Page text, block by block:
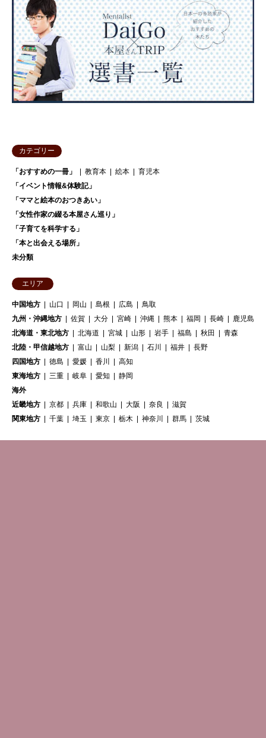
カテゴリー
「おすすめの一冊」 教育本 絵本
育児本
「イベント情報&体験記」
「ママと絵本のおつきあい」
「女性作家の綴る本屋さん巡り」
「子育てを科学する」
「本と出会える場所」
未分類
エリア
中国地方 山口 岡山 島根 広島
鳥取
九州・沖縄地方
佐賀 大分 宮崎 沖縄 熊本 福岡 長崎
鹿児島
北海道・東北地方
北海道 宮城 山形 岩手 福島 秋田
青森
北陸・甲信越地方
富山 山梨 新潟 石川 福井
長野
四国地方
徳島 愛媛 香川
高知
東海地方
三重 岐阜 愛知
静岡
海外
近畿地方
京都 兵庫 和歌山 大阪 奈良
滋賀
関東地方
千葉 埼玉 東京 栃木 神奈川 群馬 茨城